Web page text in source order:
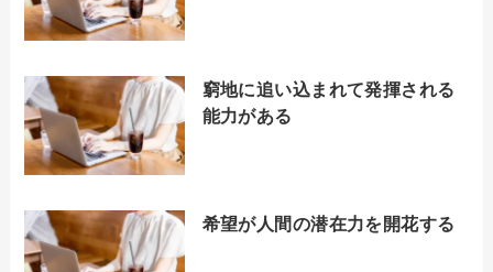
窮地に追い込まれて発揮される
能力がある
希望が人間の潜在力を開花する